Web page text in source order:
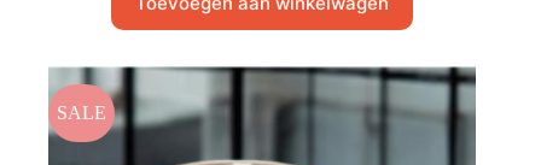
SALE